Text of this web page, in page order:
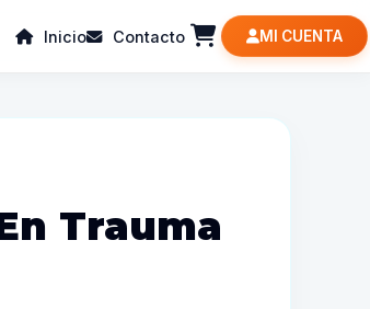
Inicio Contacto MI CUENTA
Trauma